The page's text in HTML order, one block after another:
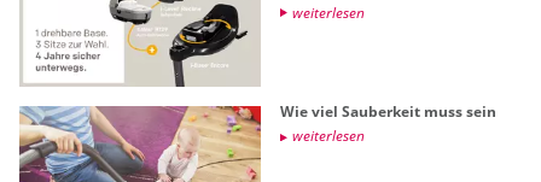
wei­ter­le­sen
Wie viel Sau­ber­keit muss sein
wei­ter­le­sen